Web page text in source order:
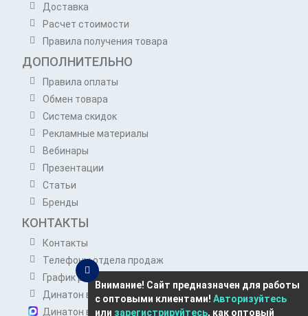
Доставка
Расчет стоимости
Правила получения товара
ДОПОЛНИТЕЛЬНО
Правила оплаты
Обмен товара
Система скидок
Рекламные материалы
Вебинары
Презентации
Статьи
Бренды
КОНТАКТЫ
Контакты
Телефоны отдела продаж
График работы отдела продаж
Динатон в Telegram
Динатон в Max
Внимание! Сайт предназначен для работы
с оптовыми клиентами! Авторизуйтесь
или зарегистрируйтесь, как оптовый